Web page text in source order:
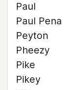
Paul
Paul Pena
Peyton
Pheezy
Pike
Pikey